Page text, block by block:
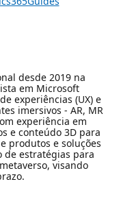
desde 2019 na
em Microsoft
experiências (UX) e
imersivos - AR, MR
experiência em
e conteúdo 3D para
produtos e soluções
de estratégias para
visando